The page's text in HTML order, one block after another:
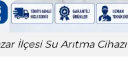
İlçesi Su Arıtma Cihazı